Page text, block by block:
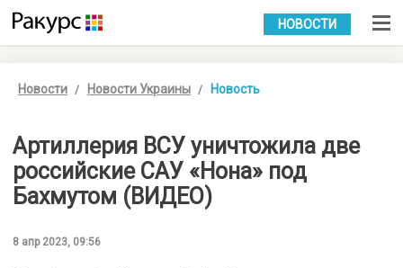
УКР РУС
НОВОСТИ
Новости Новости Украины Новость
Артиллерия ВСУ уничтожила две
российские САУ «Нона» под
Бахмутом (ВИДЕО)
8 апр 2023, 09:56